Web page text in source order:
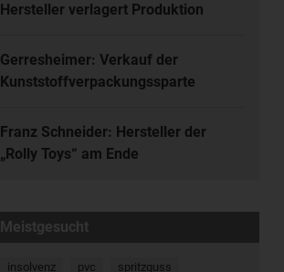
Hersteller verlagert Produktion
Gerresheimer: Verkauf der
Kunststoffverpackungssparte
Franz Schneider: Hersteller der
„Rolly Toys“ am Ende
Meistgesucht
insolvenz pvc
spritzguss